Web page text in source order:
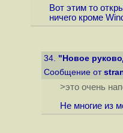
Вот этим то
ничего кроме
34. "Новое
Сообщение от
>это очень
Не многие из